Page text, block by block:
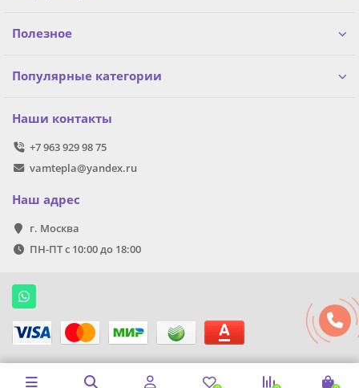
Полезное
Популярные категории
Наши контакты
+7 963 929 98 75
vamtepla@yandex.ru
Наш адрес
г. Москва
ПН-ПТ с 10:00 до 18:00